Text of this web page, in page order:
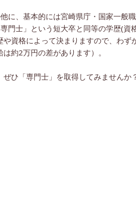
に、基本的には宮崎県庁・国家一般
門士」という短大卒と同等の学歴(資
資格によって決まりますので、わず
約2万円の差があります）。
ひ「専門士」を取得してみませんか